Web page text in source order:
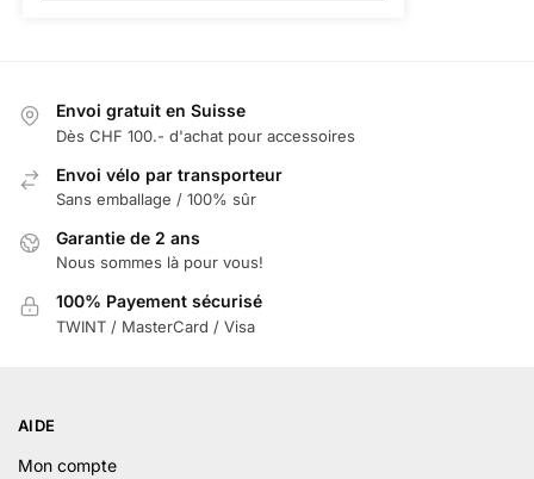
Envoi gratuit en Suisse
Dès CHF 100.- d'achat pour accessoires
Envoi vélo par transporteur
Sans emballage / 100% sûr
Garantie de 2 ans
Nous sommes là pour vous!
100% Payement sécurisé
TWINT / MasterCard / Visa
AIDE
Mon compte